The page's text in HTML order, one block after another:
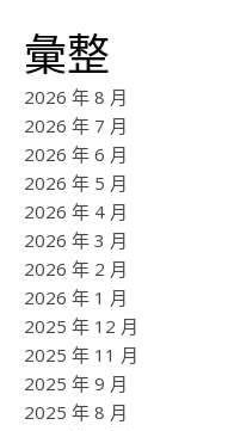
彙整
2026 年 8 月
2026 年 7 月
2026 年 6 月
2026 年 5 月
2026 年 4 月
2026 年 3 月
2026 年 2 月
2026 年 1 月
2025 年 12 月
2025 年 11 月
2025 年 9 月
2025 年 8 月